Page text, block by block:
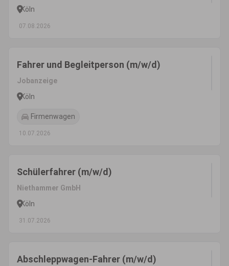
Köln
07.08.2026
Fahrer und Begleitperson (m/w/d)
Jobanzeige
Köln
Firmenwagen
10.07.2026
Schülerfahrer (m/w/d)
Niethammer GmbH
Köln
31.07.2026
Abschleppwagen-Fahrer (m/w/d)